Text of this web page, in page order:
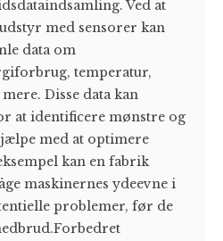
Ved at
med sensorer kan
data om
temperatur,
Disse data kan
at identificere mønstre og
med at optimere
kan en fabrik
maskinernes ydeevne i
problemer, før de